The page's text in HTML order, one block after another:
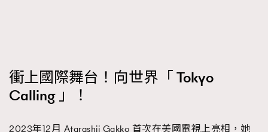
衝上國際舞台！向世界「 Tokyo
Calling 」！
2023年12月 Atarashii Gakko 首次在美國電視上亮相，她